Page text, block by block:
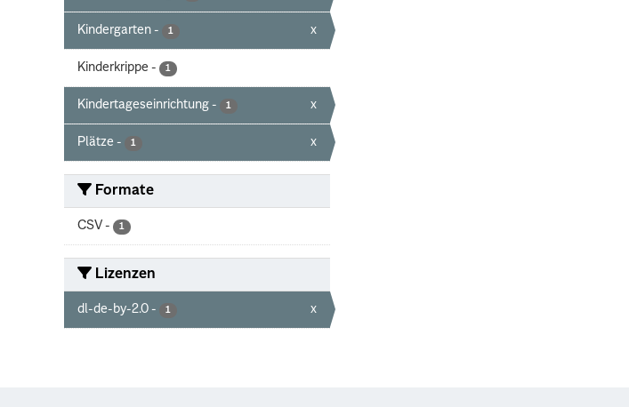
Kindergarten - 1 x
Kinderkrippe - 1
Kindertageseinrichtung - 1 x
Plätze - 1 x
Formate
CSV - 1
Lizenzen
dl-de-by-2.0 - 1 x